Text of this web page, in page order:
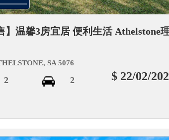
】温馨3房宜居 便利生活 Athelstone
SA 5076
2 2
$ 22/02/